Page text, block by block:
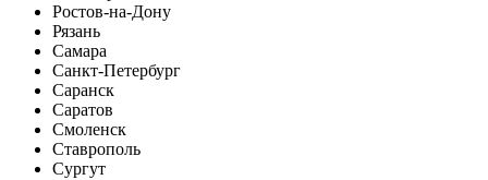
Ростов-на-Дону
Рязань
Самара
Санкт-Петербург
Саранск
Саратов
Смоленск
Ставрополь
Сургут